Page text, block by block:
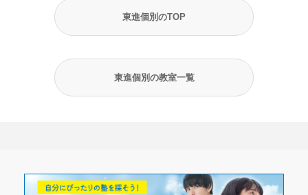
東進個別のTOP
東進個別の教室一覧